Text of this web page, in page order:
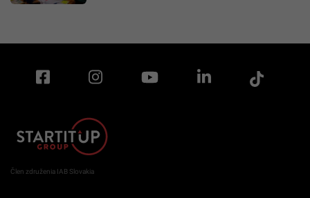
Člen združenia IAB Slovakia